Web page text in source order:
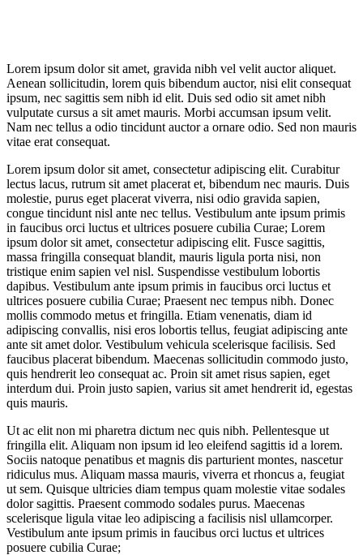
Lorem ipsum dolor sit amet, gravida nibh vel velit auctor aliquet.
Aenean sollicitudin, lorem quis bibendum auctor, nisi elit consequat
ipsum, nec sagittis sem nibh id elit. Duis sed odio sit amet nibh
vulputate cursus a sit amet mauris. Morbi accumsan ipsum velit.
Nam nec tellus a odio tincidunt auctor a ornare odio. Sed non mauris
vitae erat consequat.
Lorem ipsum dolor sit amet, consectetur adipiscing elit. Curabitur
lectus lacus, rutrum sit amet placerat et, bibendum nec mauris. Duis
molestie, purus eget placerat viverra, nisi odio gravida sapien,
congue tincidunt nisl ante nec tellus. Vestibulum ante ipsum primis
in faucibus orci luctus et ultrices posuere cubilia Curae; Lorem
ipsum dolor sit amet, consectetur adipiscing elit. Fusce sagittis,
massa fringilla consequat blandit, mauris ligula porta nisi, non
tristique enim sapien vel nisl. Suspendisse vestibulum lobortis
dapibus. Vestibulum ante ipsum primis in faucibus orci luctus et
ultrices posuere cubilia Curae; Praesent nec tempus nibh. Donec
mollis commodo metus et fringilla. Etiam venenatis, diam id
adipiscing convallis, nisi eros lobortis tellus, feugiat adipiscing ante
ante sit amet dolor. Vestibulum vehicula scelerisque facilisis. Sed
faucibus placerat bibendum. Maecenas sollicitudin commodo justo,
quis hendrerit leo consequat ac. Proin sit amet risus sapien, eget
interdum dui. Proin justo sapien, varius sit amet hendrerit id, egestas
quis mauris.
Ut ac elit non mi pharetra dictum nec quis nibh. Pellentesque ut
fringilla elit. Aliquam non ipsum id leo eleifend sagittis id a lorem.
Sociis natoque penatibus et magnis dis parturient montes, nascetur
ridiculus mus. Aliquam massa mauris, viverra et rhoncus a, feugiat
ut sem. Quisque ultricies diam tempus quam molestie vitae sodales
dolor sagittis. Praesent commodo sodales purus. Maecenas
scelerisque ligula vitae leo adipiscing a facilisis nisl ullamcorper.
Vestibulum ante ipsum primis in faucibus orci luctus et ultrices
posuere cubilia Curae;